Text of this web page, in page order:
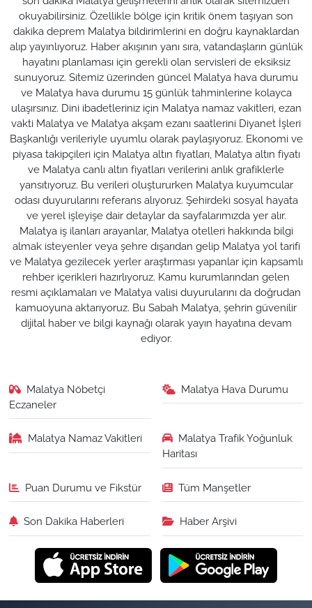
okuyabilirsiniz. Özellikle bölge için kritik önem taşıyan son
dakika deprem Malatya bildirimlerini en doğru kaynaklardan
alıp yayınlıyoruz. Haber akışının yanı sıra, vatandaşların günlük
hayatını planlaması için gerekli olan servisleri de eksiksiz
sunuyoruz. Sitemiz üzerinden güncel Malatya hava durumu
ve Malatya hava durumu 15 günlük tahminlerine kolayca
ulaşırsınız. Dini ibadetleriniz için Malatya namaz vakitleri, ezan
vakti Malatya ve Malatya akşam ezanı saatlerini Diyanet İşleri
Başkanlığı verileriyle uyumlu olarak paylaşıyoruz. Ekonomi ve
piyasa takipçileri için Malatya altın fiyatları, Malatya altın fiyatı
ve Malatya canlı altın fiyatları verilerini anlık grafiklerle
yansıtıyoruz. Bu verileri oluştururken Malatya kuyumcular
odası duyurularını referans alıyoruz. Şehirdeki sosyal hayata
ve yerel işleyişe dair detaylar da sayfalarımızda yer alır.
Malatya iş ilanları arayanlar, Malatya otelleri hakkında bilgi
almak isteyenler veya şehre dışarıdan gelip Malatya yol tarifi
ve Malatya gezilecek yerler araştırması yapanlar için kapsamlı
rehber içerikleri hazırlıyoruz. Kamu kurumlarından gelen
resmi açıklamaları ve Malatya valisi duyurularını da doğrudan
kamuoyuna aktarıyoruz. Bu Sabah Malatya, şehrin güvenilir
dijital haber ve bilgi kaynağı olarak yayın hayatına devam
ediyor.
Malatya Nöbetçi
Eczaneler
Malatya Hava Durumu
Malatya Namaz Vakitleri
Malatya Trafik Yoğunluk
Haritası
Puan Durumu ve Fikstür Tüm Manşetler
Son Dakika Haberleri Haber Arşivi